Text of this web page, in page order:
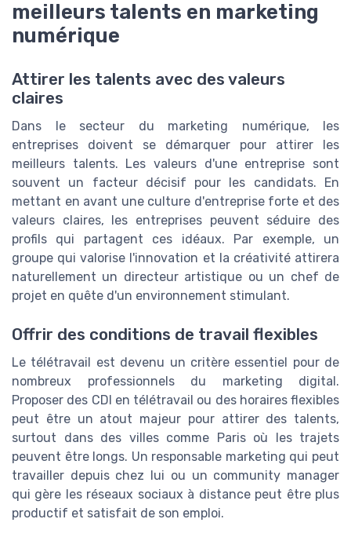
meilleurs talents en marketing
numérique
Attirer les talents avec des valeurs
claires
Dans le secteur du marketing numérique, les
entreprises doivent se démarquer pour attirer les
meilleurs talents. Les valeurs d'une entreprise sont
souvent un facteur décisif pour les candidats. En
mettant en avant une culture d'entreprise forte et des
valeurs claires, les entreprises peuvent séduire des
profils qui partagent ces idéaux. Par exemple, un
groupe qui valorise l'innovation et la créativité attirera
naturellement un directeur artistique ou un chef de
projet en quête d'un environnement stimulant.
Offrir des conditions de travail flexibles
Le télétravail est devenu un critère essentiel pour de
nombreux professionnels du marketing digital.
Proposer des CDI en télétravail ou des horaires flexibles
peut être un atout majeur pour attirer des talents,
surtout dans des villes comme Paris où les trajets
peuvent être longs. Un responsable marketing qui peut
travailler depuis chez lui ou un community manager
qui gère les réseaux sociaux à distance peut être plus
productif et satisfait de son emploi.